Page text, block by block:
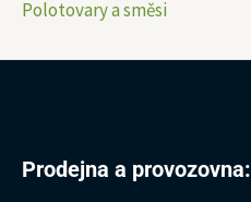
Polotovary a směsi
Prodejna a provozovna: